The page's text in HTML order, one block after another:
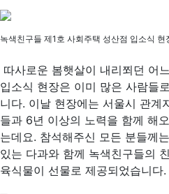
녹색친구들 제1호 사회주택 성산점 입소식
따사로운 봄햇살이 내리쬐던 어
입소식 현장은 이미 많은 사람들
니다. 이날 현장에는 서울시 관계
들과 6년 이상의 노력을 함께 해
는데요. 참석해주신 모든 분들께
있는 다과와 함께 녹색친구들의
육식물이 선물로 제공되었습니다.